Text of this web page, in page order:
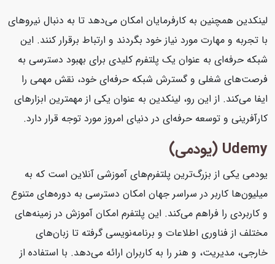
لینکدین همچنین به کارفرمایان امکان می‌دهد تا به دنبال نیروهای
با تجربه و مهارت مورد نیاز خود بگردند و ارتباط برقرار کنند. این
شبکه حرفه‌ای به عنوان یک پلتفرم کلیدی برای بهبود دسترسی به
فرصت‌های شغلی و گسترش شبکه حرفه‌ای خود، نقش مهمی را
ایفا می‌کند. از این رو، لینکدین به عنوان یکی از مهمترین ابزارهای
کارآفرینی و توسعه حرفه‌ای در دنیای امروز مورد توجه قرار دارد.
Udemy (یودمی)
یودمی یکی از بزرگ‌ترین پلتفرم‌های آموزشی آنلاین است که به
میلیون‌ها کاربر در سراسر جهان امکان دسترسی به دوره‌های متنوع
و کاربردی را فراهم می‌کند. این پلتفرم امکان آموزش در زمینه‌های
مختلف از فناوری اطلاعات و برنامه‌نویسی گرفته تا زبان‌های
خارجی، مدیریت، و هنر را به کاربران ارائه می‌دهد. با استفاده از